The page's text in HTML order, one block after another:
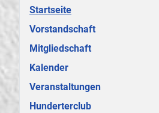
Startseite
Vorstandschaft
Mitgliedschaft
Kalender
Veranstaltungen
Hunderterclub